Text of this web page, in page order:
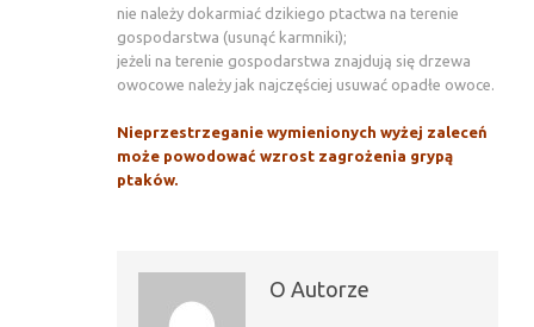
nie należy dokarmiać dzikiego ptactwa na terenie
gospodarstwa (usunąć karmniki);
jeżeli na terenie gospodarstwa znajdują się drzewa
owocowe należy jak najczęściej usuwać opadłe owoce.
Nieprzestrzeganie wymienionych wyżej zaleceń
może powodować wzrost zagrożenia grypą
ptaków.
O Autorze